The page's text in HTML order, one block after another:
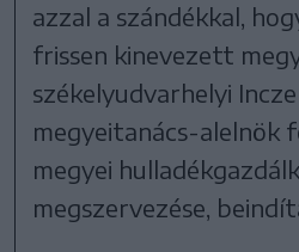
azzal a szándékkal,
frissen kinevezett
székelyudvarhelyi
megyeitanács-alelnök
megyei
megszervezése,